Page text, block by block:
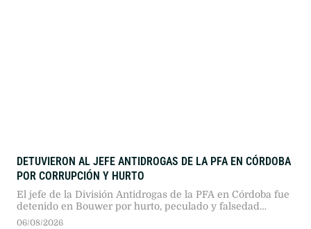
DETUVIERON AL JEFE ANTIDROGAS DE LA PFA EN CÓRDOBA
POR CORRUPCIÓN Y HURTO
El jefe de la División Antidrogas de la PFA en Córdoba fue
detenido en Bouwer por hurto, peculado y falsedad
ideológica. La justicia lo investiga por apropiarse de
06/08/2026